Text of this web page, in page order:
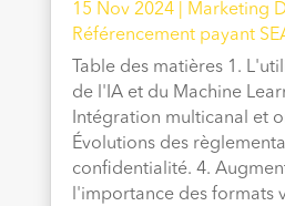
15 Nov 2024| Marketing
Référencement payant
Table des matières 1.
de l'IA et du Machine
Intégration multicanal et
Évolutions des
confidentialité. 4.
l'importance des formats